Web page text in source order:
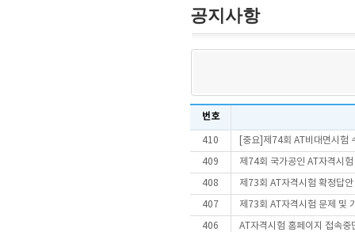
공지사항
번호
410 [중요]제74회 AT비대면시험
409 제74회 국가공인 AT자격시
408 제73회 AT자격시험 확정답
407 제73회 AT자격시험 문제 및
406 AT자격시험 홈페이지 접속중